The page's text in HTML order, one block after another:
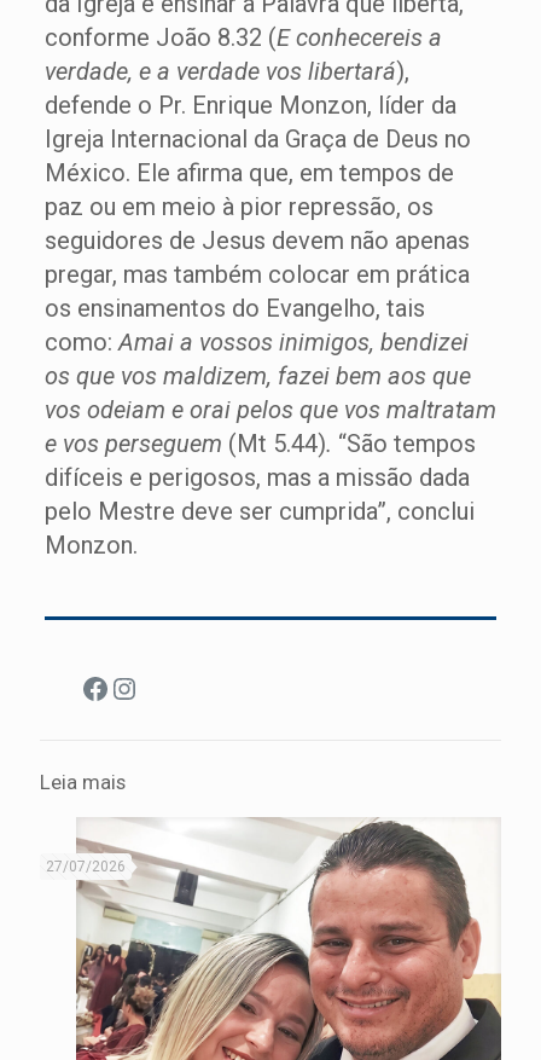
conforme João 8.32 (E conhecereis a
verdade, e a verdade vos libertará),
defende o Pr. Enrique Monzon, líder da
Igreja Internacional da Graça de Deus no
México. Ele afirma que, em tempos de
paz ou em meio à pior repressão, os
seguidores de Jesus devem não apenas
pregar, mas também colocar em prática
os ensinamentos do Evangelho, tais
como:Amai a vossos inimigos, bendizei
os que vos maldizem, fazei bem aos que
vos odeiam e orai pelos que vos maltratam
e vos perseguem (Mt 5.44). “São tempos
difíceis e perigosos, mas a missão dada
pelo Mestre deve ser cumprida”, conclui
Monzon.
Facebook
Instagram
Leia mais
27/07/2026